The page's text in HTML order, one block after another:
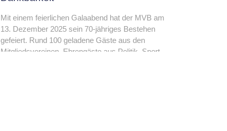
Mit einem feierlichen Galaabend hat der MVB am
13. Dezember 2025 sein 70-jähriges Bestehen
gefeiert. Rund 100 geladene Gäste aus den
Mitgliedsvereinen, Ehrengäste aus Politik, Sport